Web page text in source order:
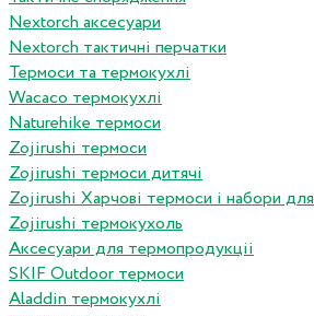
Nextorch аксесуари
Nextorch тактичні перчатки
Термоси та термокухлі
Wacaco термокухлі
Naturehike термоси
Zojirushi термоси
Zojirushi термоси дитячі
Zojirushi Харчові термоси і набори
Zojirushi термокухоль
Аксесуари для термопродукціі
SKIF Outdoor термоси
Aladdin термокухлі